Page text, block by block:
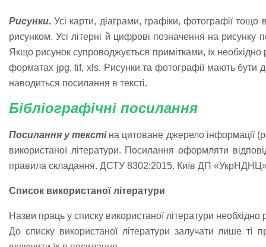
Рисунки.Усі карти, діаграми, графіки, фотографії
рисунком. Усі літерні й цифрові позначення на
Якщо рисунок супроводжується примітками, їх
форматах jpg, tif, xls. Рисунки та фотографії мають бути
наводиться посилання в тексті.
Бібліографічні посилання
Посилання у тексті на цитоване джерело інформації
використаної літератури. Посилання оформляти
правила складання. ДСТУ 8302:2015. Київ ДП
Список використаної літератури
Назви праць у списку використаної літератури
До списку використаної літератури залучати лише